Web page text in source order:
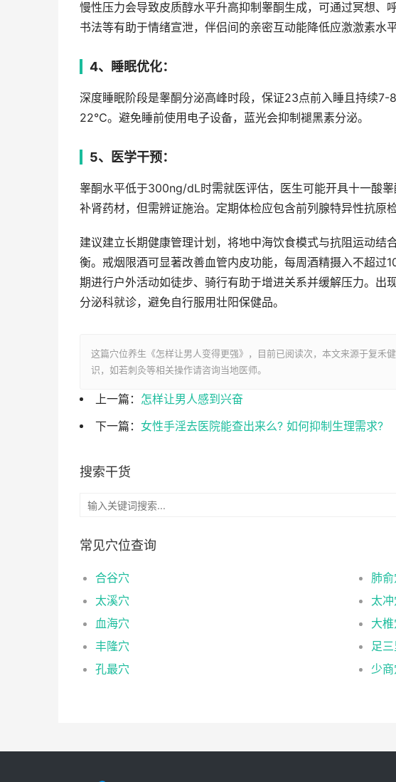
慢性压力会导致皮质醇水平升高抑制睾酮生成，可通过冥想、
书法等有助于情绪宣泄，伴侣间的亲密互动能降低应激激素水平
4、睡眠优化：
深度睡眠阶段是睾酮分泌高峰时段，保证23点前入睡且持续
22℃。避免睡前使用电子设备，蓝光会抑制褪黑素分泌。
5、医学干预：
睾酮水平低于300ng/dL时需就医评估，医生可能开具十一酸
补肾药材，但需辨证施治。定期体检应包含前列腺特异性抗原
建议建立长期健康管理计划，将地中海饮食模式与抗阻运动结
衡。戒烟限酒可显著改善血管内皮功能，每周酒精摄入不超过
期进行户外活动如徒步、骑行有助于增进关系并缓解压力。出
分泌科就诊，避免自行服用壮阳保健品。
这篇穴位养生《怎样让男人变得更强》，目前已阅读次，本文来源于复禾
识，如若刺灸等相关操作请咨询当地医师。
上一篇： 怎样让男人感到兴奋
下一篇： 女性手淫去医院能查出来么? 如何抑制生理需求?
搜索干货
常见穴位查询
合谷穴
肺
太溪穴
太
血海穴
大
丰隆穴
足
孔最穴
少